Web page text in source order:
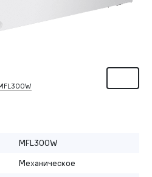
MFL300W
Механическое